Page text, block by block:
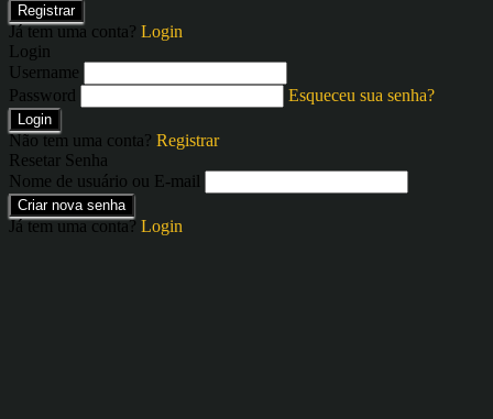
Registrar
Já tem uma conta? Login
Login
Username
Password
Esqueceu sua senha?
Login
Não tem uma conta? Registrar
Resetar Senha
Nome de usuário ou E-mail
Criar nova senha
Já tem uma conta? Login